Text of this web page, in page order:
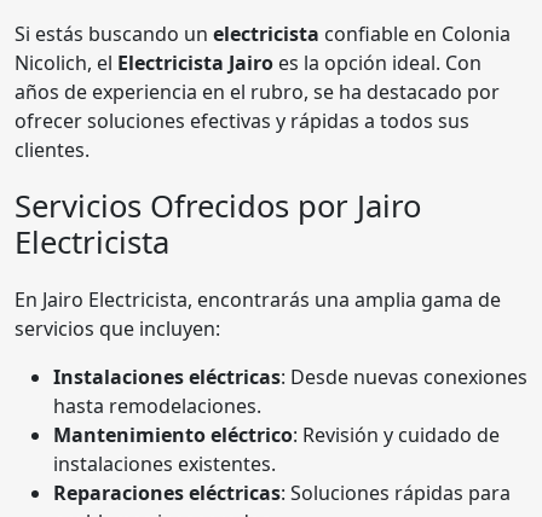
Si estás buscando un electricista confiable en Colonia
Nicolich, el Electricista Jairo es la opción ideal. Con
años de experiencia en el rubro, se ha destacado por
ofrecer soluciones efectivas y rápidas a todos sus
clientes.
Servicios Ofrecidos por Jairo
Electricista
En Jairo Electricista, encontrarás una amplia gama de
servicios que incluyen:
Instalaciones eléctricas: Desde nuevas conexiones
hasta remodelaciones.
Mantenimiento eléctrico: Revisión y cuidado de
instalaciones existentes.
Reparaciones eléctricas: Soluciones rápidas para